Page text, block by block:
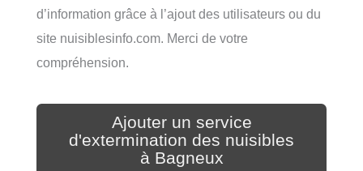
d’information grâce à l’ajout des utilisateurs ou du
site nuisiblesinfo.com. Merci de votre
compréhension.
Ajouter un service
d'extermination des nuisibles
à Bagneux